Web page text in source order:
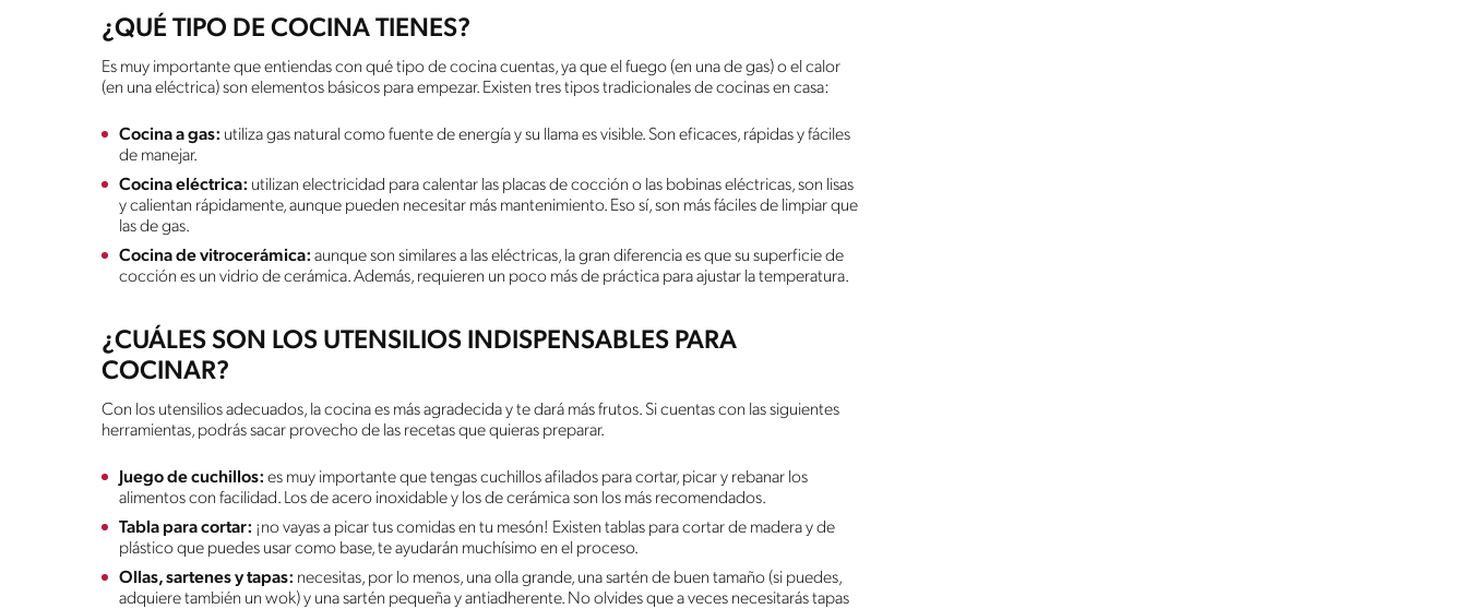
¿QUÉ TIPO DE COCINA TIENES?
Es muy importante que entiendas con qué tipo de cocina cuentas, ya que el fuego (en una de gas) o el calor
(en una eléctrica) son elementos básicos para empezar. Existen tres tipos tradicionales de cocinas en casa:
Cocina a gas: utiliza gas natural como fuente de energía y su llama es visible. Son eficaces, rápidas y fáciles
de manejar.
Cocina eléctrica: utilizan electricidad para calentar las placas de cocción o las bobinas eléctricas, son lisas
y calientan rápidamente, aunque pueden necesitar más mantenimiento. Eso sí, son más fáciles de limpiar que
las de gas.
Cocina de vitrocerámica: aunque son similares a las eléctricas, la gran diferencia es que su superficie de
cocción es un vidrio de cerámica. Además, requieren un poco más de práctica para ajustar la temperatura.
¿CUÁLES SON LOS UTENSILIOS INDISPENSABLES PARA
COCINAR?
Con los utensilios adecuados, la cocina es más agradecida y te dará más frutos. Si cuentas con las siguientes
herramientas, podrás sacar provecho de las recetas que quieras preparar.
Juego de cuchillos: es muy importante que tengas cuchillos afilados para cortar, picar y rebanar los
alimentos con facilidad. Los de acero inoxidable y los de cerámica son los más recomendados.
Tabla para cortar: ¡no vayas a picar tus comidas en tu mesón! Existen tablas para cortar de madera y de
plástico que puedes usar como base, te ayudarán muchísimo en el proceso.
Ollas, sartenes y tapas: necesitas, por lo menos, una olla grande, una sartén de buen tamaño (si puedes,
adquiere también un wok) y una sartén pequeña y antiadherente. No olvides que a veces necesitarás tapas